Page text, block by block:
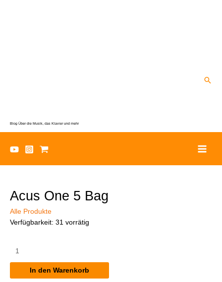
Blog Über die Musik, das Klavier und mehr
Acus One 5 Bag
Alle Produkte
Verfügbarkeit: 31 vorrätig
One
Bag
In den Warenkorb